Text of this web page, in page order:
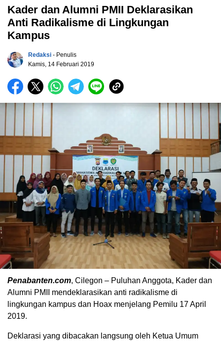
Kader dan Alumni PMII Deklarasikan
Anti Radikalisme di Lingkungan
Kampus
Redaksi - Penulis
Kamis, 14 Februari 2019
Penabanten.com, Cilegon – Puluhan Anggota, Kader dan
Alumni PMII mendeklarasikan anti radikalisme di
lingkungan kampus dan Hoax menjelang Pemilu 17 April
2019.
Deklarasi yang dibacakan langsung oleh Ketua Umum